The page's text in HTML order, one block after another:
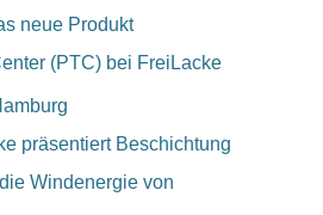
neue Produkt
(PTC) bei FreiLacke
präsentiert Beschichtung
Windenergie von